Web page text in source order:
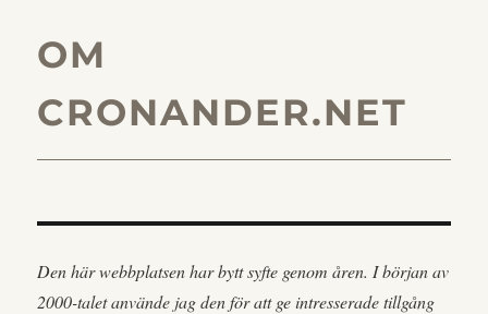
OM
CRONANDER.NET
Den här webbplatsen har bytt syfte genom åren. I början av
2000-talet använde jag den för att ge intresserade tillgång